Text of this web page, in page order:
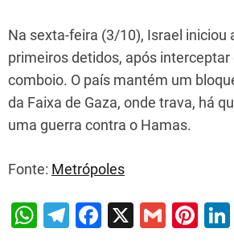
Na sexta-feira (3/10), Israel iniciou
primeiros detidos, após
comboio. O país mantém um
da Faixa de Gaza, onde trava, há
uma guerra contra o Hamas.
Fonte: Metrópoles
W T
F
X
G
Pi